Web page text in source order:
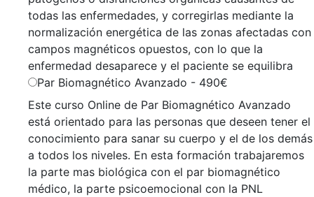
todas las enfermedades, y corregirlas mediante la
normalización energética de las zonas afectadas con
campos magnéticos opuestos, con lo que la
enfermedad desaparece y el paciente se equilibra
Par Biomagnético Avanzado - 490€
Este curso Online de Par Biomagnético Avanzado
está orientado para las personas que deseen tener el
conocimiento para sanar su cuerpo y el de los demás
a todos los niveles. En esta formación trabajaremos
la parte mas biológica con el par biomagnético
médico, la parte psicoemocional con la PNL